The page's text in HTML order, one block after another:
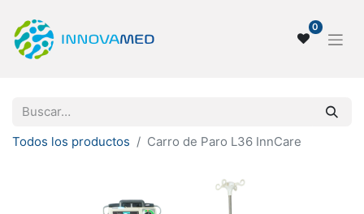
0
Todos los productos Carro de Paro L36 InnCare